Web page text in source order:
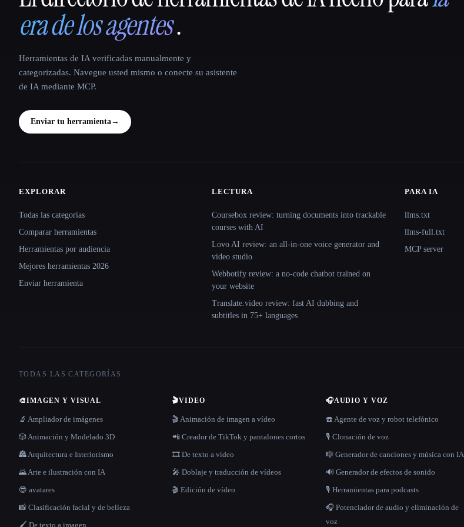
era de los agentes.
Herramientas de IA verificadas manualmente y
categorizadas. Navegue usted mismo o conecte su asistente
de IA mediante MCP.
Enviar tu herramienta→
Site navigation
EXPLORAR
Todas las categorías
Comparar herramientas
Herramientas por audiencia
Mejores herramientas 2026
Enviar herramienta
LECTURA
Coursebox review: turning documents into trackable
courses with AI
Lovo AI review: an all-in-one voice generator and
video studio
Webbotify review: a no-code chatbot trained on
your website
Translate.video review: fast AI dubbing and
subtitles in 75+ languages
PARA IA
llms.txt
llms-full.txt
MCP server
TODAS LAS CATEGORÍAS
🎨IMAGEN Y VISUAL
🔬 Ampliador de imágenes
🎲 Animación y Modelado 3D
🏯 Arquitectura e Interiorismo
🌄 Arte e ilustración con IA
😎 avatares
📸 Clasificación facial y de belleza
🖌️ De texto a imagen
🎬VIDEO
🎬 Animación de imagen a vídeo
📲 Creador de TikTok y pantalones cortos
🎞️ De texto a vídeo
🎤 Doblaje y traducción de vídeos
🎬 Edición de vídeo
🎧AUDIO Y VOZ
☎️ Agente de voz y robot telefónico
🎙️ Clonación de voz
🎼 Generador de canciones y música con IA
🔊 Generador de efectos de sonido
🎙️ Herramientas para podcasts
🎧 Potenciador de audio y eliminación de
voz